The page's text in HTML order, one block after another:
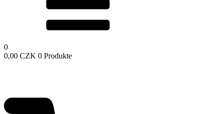
0
0,00 CZK 0 Produkte